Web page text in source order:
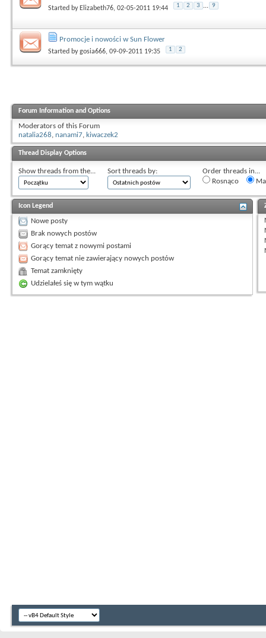
Started by Elizabeth76, 02-05-2011 19:44 1 2 3 ... 9
Promocje i nowości w Sun Flower
Started bygosia666, 09-09-2011 19:35 1 2
Forum Information and Options
Moderators of this Forum
natalia268, nanami7, kiwaczek2
Thread Display Options
Show threads from the... Sort threads by:
Order threads in...
Rosnąco
Icon Legend
Nowe posty
Brak nowych postów
Gorący temat z nowymi postami
Gorący temat nie zawierający nowych postów
Temat zamknięty
Udzielałeś się w tym wątku